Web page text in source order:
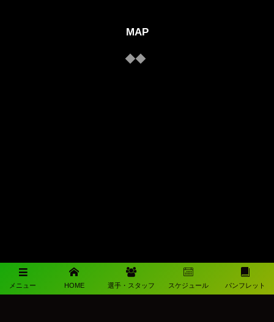
メニュー HOME 選手・スタッフ スケジュール パンフレット
MAP